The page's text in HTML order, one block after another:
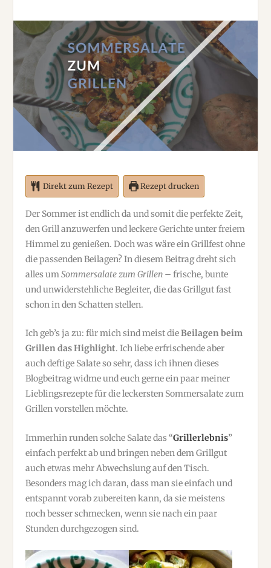
Direkt zum Rezept Rezept drucken
Der Sommer ist endlich da und somit die perfekte Zeit,
den Grill anzuwerfen und leckere Gerichte unter freiem
Himmel zu genießen. Doch was wäre ein Grillfest ohne
die passenden Beilagen? In diesem Beitrag dreht sich
alles umSommersalate zum Grillen – frische, bunte
und unwiderstehliche Begleiter, die das Grillgut fast
schon in den Schatten stellen.
Ich geb’s ja zu: für mich sind meist dieBeilagen beim
Grillen das Highlight. Ich liebe erfrischende aber
auch deftige Salate so sehr, dass ich ihnen dieses
Blogbeitrag widme und euch gerne ein paar meiner
Lieblingsrezepte für die leckersten Sommersalate zum
Grillen vorstellen möchte.
Immerhin runden solche Salate das “Grillerlebnis”
einfach perfekt ab und bringen neben dem Grillgut
auch etwas mehr Abwechslung auf den Tisch.
Besonders mag ich daran, dass man sie einfach und
entspannt vorab zubereiten kann, da sie meistens
noch besser schmecken, wenn sie nach ein paar
Stunden durchgezogen sind.